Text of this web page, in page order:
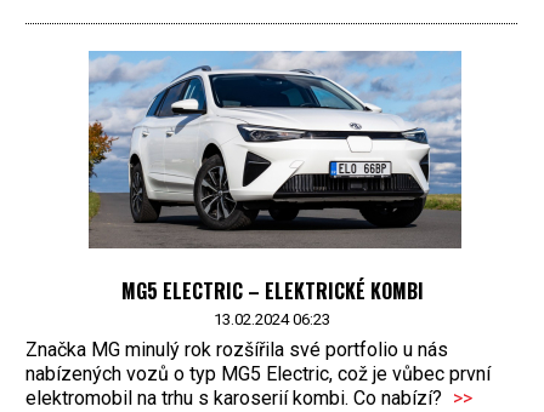
MG5 ELECTRIC – ELEKTRICKÉ KOMBI
13.02.2024 06:23
Značka MG minulý rok rozšířila své portfolio u nás
nabízených vozů o typ MG5 Electric, což je vůbec první
elektromobil na trhu s karoserií kombi. Co nabízí? >>